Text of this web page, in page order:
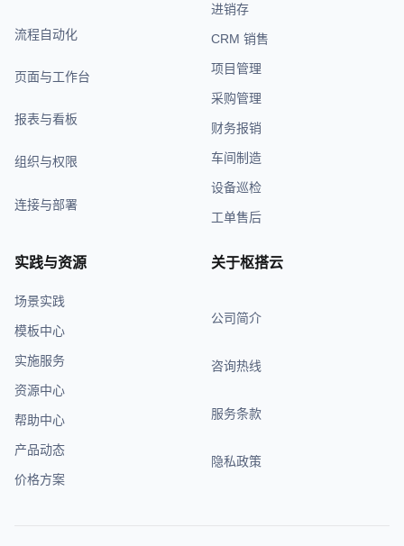
流程自动化
页面与工作台
报表与看板
组织与权限
连接与部署
进销存
CRM 销售
项目管理
采购管理
财务报销
车间制造
设备巡检
工单售后
实践与资源
场景实践
模板中心
实施服务
资源中心
帮助中心
产品动态
价格方案
关于枢搭云
公司简介
咨询热线
服务条款
隐私政策